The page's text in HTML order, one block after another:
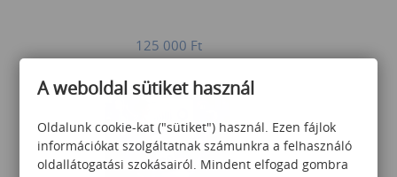
125 000 Ft
A weboldal sütiket használ
Oldalunk cookie-kat ("sütiket") használ. Ezen fájlok
információkat szolgáltatnak számunkra a felhasználó
oldallátogatási szokásairól. Mindent elfogad gombra